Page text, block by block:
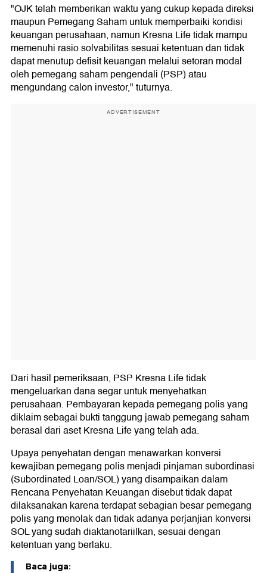
"OJK telah memberikan waktu yang cukup kepada direksi
maupun Pemegang Saham untuk memperbaiki kondisi
keuangan perusahaan, namun Kresna Life tidak mampu
memenuhi rasio solvabilitas sesuai ketentuan dan tidak
dapat menutup defisit keuangan melalui setoran modal
oleh pemegang saham pengendali (PSP) atau
mengundang calon investor," tuturnya.
ADVERTISEMENT
Dari hasil pemeriksaan, PSP Kresna Life tidak
mengeluarkan dana segar untuk menyehatkan
perusahaan. Pembayaran kepada pemegang polis yang
diklaim sebagai bukti tanggung jawab pemegang saham
berasal dari aset Kresna Life yang telah ada.
Upaya penyehatan dengan menawarkan konversi
kewajiban pemegang polis menjadi pinjaman subordinasi
(Subordinated Loan/SOL) yang disampaikan dalam
Rencana Penyehatan Keuangan disebut tidak dapat
dilaksanakan karena terdapat sebagian besar pemegang
polis yang menolak dan tidak adanya perjanjian konversi
SOL yang sudah diaktanotariilkan, sesuai dengan
ketentuan yang berlaku.
Baca juga: